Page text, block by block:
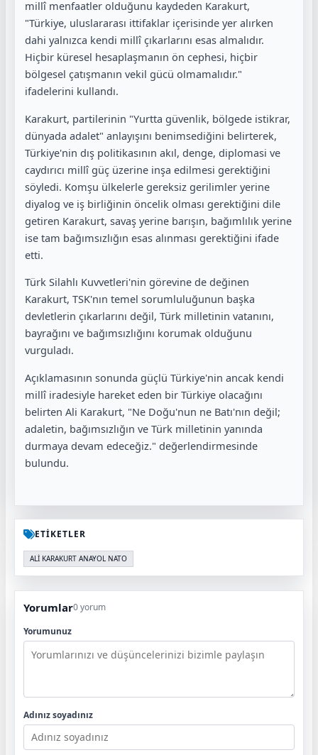
millî menfaatler olduğunu kaydeden Karakurt,
"Türkiye, uluslararası ittifaklar içerisinde yer alırken
dahi yalnızca kendi millî çıkarlarını esas almalıdır.
Hiçbir küresel hesaplaşmanın ön cephesi, hiçbir
bölgesel çatışmanın vekil gücü olmamalıdır."
ifadelerini kullandı.
Karakurt, partilerinin "Yurtta güvenlik, bölgede istikrar,
dünyada adalet" anlayışını benimsediğini belirterek,
Türkiye'nin dış politikasının akıl, denge, diplomasi ve
caydırıcı millî güç üzerine inşa edilmesi gerektiğini
söyledi. Komşu ülkelerle gereksiz gerilimler yerine
diyalog ve iş birliğinin öncelik olması gerektiğini dile
getiren Karakurt, savaş yerine barışın, bağımlılık yerine
ise tam bağımsızlığın esas alınması gerektiğini ifade
etti.
Türk Silahlı Kuvvetleri'nin görevine de değinen
Karakurt, TSK'nın temel sorumluluğunun başka
devletlerin çıkarlarını değil, Türk milletinin vatanını,
bayrağını ve bağımsızlığını korumak olduğunu
vurguladı.
Açıklamasının sonunda güçlü Türkiye'nin ancak kendi
millî iradesiyle hareket eden bir Türkiye olacağını
belirten Ali Karakurt, "Ne Doğu'nun ne Batı'nın değil;
adaletin, bağımsızlığın ve Türk milletinin yanında
durmaya devam edeceğiz." değerlendirmesinde
bulundu.
ETİKETLER
ALİ KARAKURT ANAYOL NATO
Yorumlar0 yorum
Yorumunuz
Adınız soyadınız